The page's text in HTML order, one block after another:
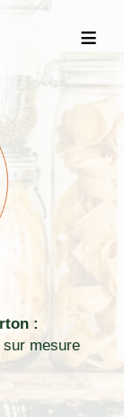
≡
:
mesure